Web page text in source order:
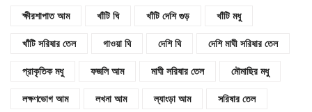
ক্ষীরশাপাত আম খাঁটি ঘি খাঁটি দেশি গুড় খাঁটি মধু
খাঁটি সরিষার তেল গাওয়া ঘি দেশি ঘি দেশি মাঘী সরিষার তেল
প্রাকৃতিক মধু ফজলি আম মাঘী সরিষার তেল মৌমাছির মধু
লক্ষণভোগ আম লখনা আম ল্যাংড়া আম সরিষার তেল